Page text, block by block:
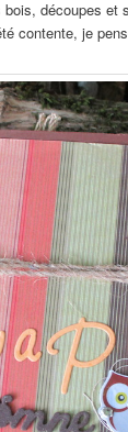
découpes et
contente, je